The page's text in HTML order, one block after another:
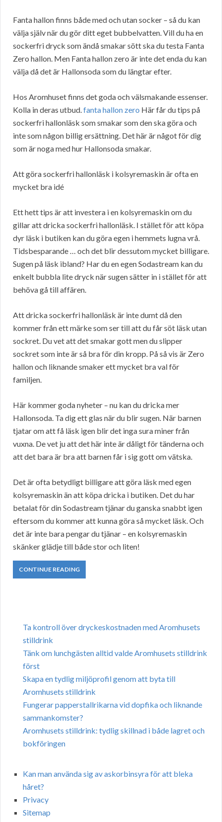
Fanta hallon finns både med och utan socker – så du kan
välja själv när du gör ditt eget bubbelvatten. Vill du ha en
sockerfri dryck som ändå smakar sött ska du testa Fanta
Zero hallon. Men Fanta hallon zero är inte det enda du kan
välja då det är Hallonsoda som du längtar efter.
Hos Aromhuset finns det goda och välsmakande essenser.
Kolla in deras utbud.fanta hallon zero Här får du tips på
sockerfri hallonläsk som smakar som den ska göra och
inte som någon billig ersättning. Det här är något för dig
som är noga med hur Hallonsoda smakar.
Att göra sockerfri hallonläsk i kolsyremaskin är ofta en
mycket bra idé
Ett hett tips är att investera i en kolsyremaskin om du
gillar att dricka sockerfri hallonläsk. I stället för att köpa
dyr läsk i butiken kan du göra egen i hemmets lugna vrå.
Tidsbesparande … och det blir dessutom mycket billigare.
Sugen på läsk ibland? Har du en egen Sodastream kan du
enkelt bubbla lite dryck när sugen sätter in i stället för att
behöva gå till affären.
Att dricka sockerfri hallonläsk är inte dumt då den
kommer från ett märke som ser till att du får söt läsk utan
sockret. Du vet att det smakar gott men du slipper
sockret som inte är så bra för din kropp. På så vis är Zero
hallon och liknande smaker ett mycket bra val för
familjen.
Här kommer goda nyheter – nu kan du dricka mer
Hallonsoda. Ta dig ett glas när du blir sugen. När barnen
tjatar om att få läsk igen blir det inga sura miner från
vuxna. De vet ju att det här inte är dåligt för tänderna och
att det bara är bra att barnen får i sig gott om vätska.
Det är ofta betydligt billigare att göra läsk med egen
kolsyremaskin än att köpa dricka i butiken. Det du har
betalat för din Sodastream tjänar du ganska snabbt igen
eftersom du kommer att kunna göra så mycket läsk. Och
det är inte bara pengar du tjänar – en kolsyremaskin
skänker glädje till både stor och liten!
CONTINUE READING
Ta kontroll över dryckeskostnaden med Aromhusets
stilldrink
Tänk om lunchgästen alltid valde Aromhusets stilldrink
först
Skapa en tydlig miljöprofil genom att byta till
Aromhusets stilldrink
Fungerar papperstallrikarna vid dopfika och liknande
sammankomster?
Aromhusets stilldrink: tydlig skillnad i både lagret och
bokföringen
Kan man använda sig av askorbinsyra för att bleka
håret?
Privacy
Sitemap